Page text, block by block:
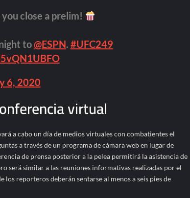
close a prelim!
to@ESPN. #UFC249
6, 2020
virtual
a cabo un día de medios virtuales con combatientes el
a través de un programa de cámara web en lugar de
de prensa posterior a la pelea permitirá la asistencia de
será similar a las reuniones informativas realizadas por el
los reporteros deberán sentarse al menos a seis pies de